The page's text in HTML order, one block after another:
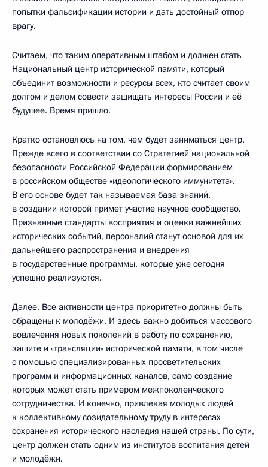
попытки фальсификации истории и дать достойный отпор
врагу.
Считаем, что таким оперативным штабом и должен стать
Национальный центр исторической памяти, который
объединит возможности и ресурсы всех, кто считает своим
долгом и делом совести защищать интересы России и её
будущее. Время пришло.
Кратко остановлюсь на том, чем будет заниматься центр.
Прежде всего в соответствии со Стратегией национальной
безопасности Российской Федерации формированием
в российском обществе «идеологического иммунитета».
В его основе будет так называемая база знаний,
в создании которой примет участие научное сообщество.
Признанные стандарты восприятия и оценки важнейших
исторических событий, персоналий станут основой для их
дальнейшего распространения и внедрения
в государственные программы, которые уже сегодня
успешно реализуются.
Далее. Все активности центра приоритетно должны быть
обращены к молодёжи. И здесь важно добиться массового
вовлечения новых поколений в работу по сохранению,
защите и «трансляции» исторической памяти, в том числе
с помощью специализированных просветительских
программ и информационных каналов, само создание
которых может стать примером межпоколенческого
сотрудничества. И конечно, привлекая молодых людей
к коллективному созидательному труду в интересах
сохранения исторического наследия нашей страны. По сути,
центр должен стать одним из институтов воспитания детей
и молодёжи.